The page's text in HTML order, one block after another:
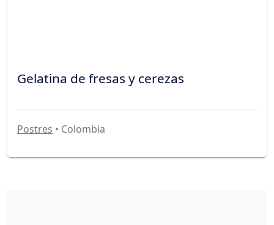
Gelatina de fresas y cerezas
Postres • Colombia